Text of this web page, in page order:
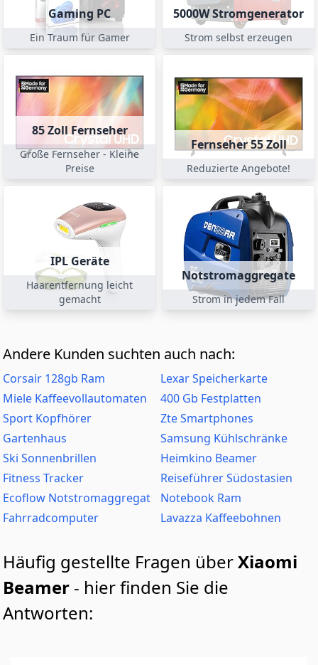
Gaming PC
Ein Traum für Gamer
5000W Stromgenerator
Strom selbst erzeugen
85 Zoll Fernseher
Große Fernseher - Kleine
Preise
Fernseher 55 Zoll
Reduzierte Angebote!
IPL Geräte
Haarentfernung leicht
gemacht
Notstromaggregate
Strom in jedem Fall
Andere Kunden suchten auch nach:
Corsair 128gb Ram
Lexar Speicherkarte
Miele Kaffeevollautomaten
400 Gb Festplatten
Sport Kopfhörer
Zte Smartphones
Gartenhaus
Samsung Kühlschränke
Ski Sonnenbrillen
Heimkino Beamer
Fitness Tracker
Reiseführer Südostasien
Ecoflow Notstromaggregat
Notebook Ram
Fahrradcomputer
Lavazza Kaffeebohnen
Häufig gestellte Fragen überXiaomi
Beamer - hier finden Sie die
Antworten: